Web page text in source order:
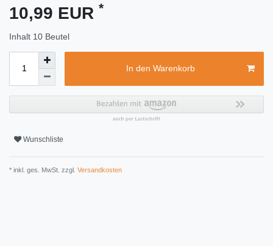
10,99 EUR *
Inhalt 10 Beutel
In den Warenkorb
Wunschliste
* inkl. ges. MwSt. zzgl. Versandkosten